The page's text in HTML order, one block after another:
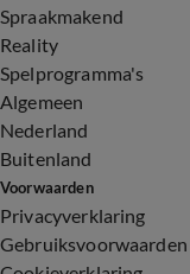
Spraakmakend
Reality
Spelprogramma's
Algemeen
Nederland
Buitenland
Voorwaarden
Privacyverklaring
Gebruiksvoorwaarden